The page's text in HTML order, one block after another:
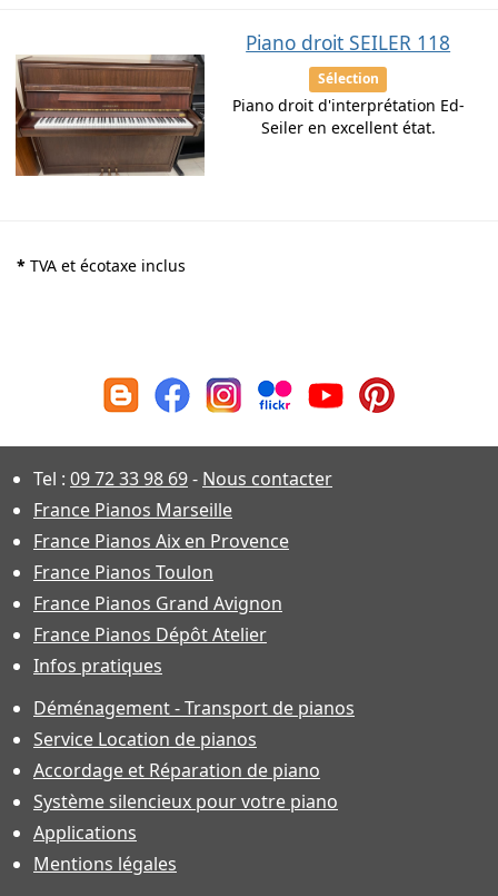
Piano droit SEILER 118
Sélection
Piano droit d'interprétation Ed-
Seiler en excellent état.
* TVA et écotaxe inclus
Tel : 09 72 33 98 69- Nous contacter
France Pianos Marseille
France Pianos Aix en Provence
France Pianos Toulon
France Pianos Grand Avignon
France Pianos Dépôt Atelier
Infos pratiques
Déménagement - Transport de pianos
Service Location de pianos
Accordage et Réparation de piano
Système silencieux pour votre piano
Applications
Mentions légales